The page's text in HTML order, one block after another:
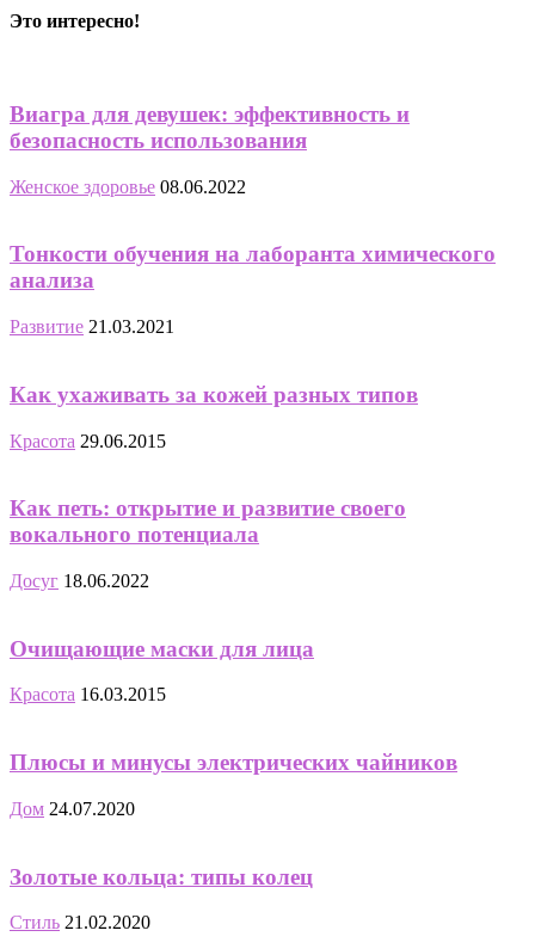
Это интересно!
Виагра для девушек: эффективность и
безопасность использования
Женское здоровье 08.06.2022
Тонкости обучения на лаборанта химического
анализа
Развитие 21.03.2021
Как ухаживать за кожей разных типов
Красота 29.06.2015
Как петь: открытие и развитие своего
вокального потенциала
Досуг 18.06.2022
Очищающие маски для лица
Красота 16.03.2015
Плюсы и минусы электрических чайников
Дом 24.07.2020
Золотые кольца: типы колец
Стиль 21.02.2020